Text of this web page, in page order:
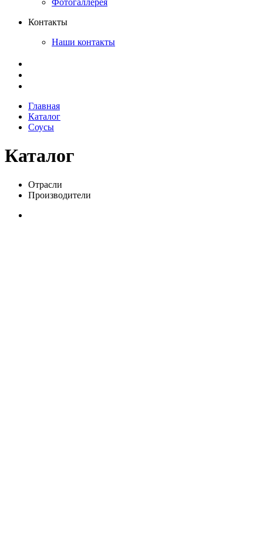
Фотогаллерея
Контакты
Наши контакты
Главная
Каталог
Соусы
Каталог
Отрасли
Производители